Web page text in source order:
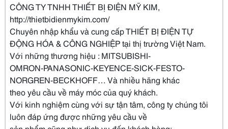
CÔNG TY TNHH THIẾT BỊ ĐIỆN MỸ KIM,
http://thietbidienmykim.com/
Chuyên nhập khẩu và cung cấp THIẾT BỊ ĐIỆN TỰ
ĐỘNG HÓA & CÔNG NGHIỆP tại thị trường Việt Nam.
Với những thương hiệu : MITSUBISHI-
OMRON-PANASONIC-KEYENCE-SICK-FESTO-
NORGREN-BECKHOFF… Và nhiều hãng khác
theo yêu cầu về máy móc của quý khách.
Với kinh nghiệm cùng với sự tận tâm, công ty chúng tôi
luôn đáp ứng được những yêu cầu về